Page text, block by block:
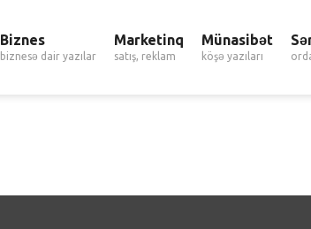
Biznes
biznesə dair yazılar
Marketinq
satış, reklam
Münasibət
köşə yazıları